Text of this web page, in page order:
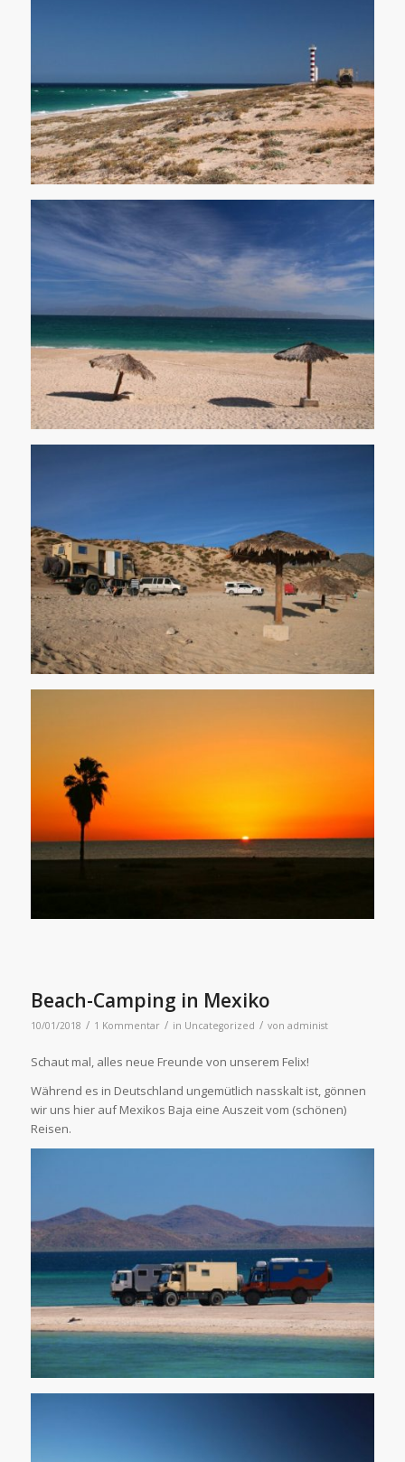
Beach-Camping in Mexiko
10/01/2018 / 1 Kommentar / in Uncategorized / von administ
Schaut mal, alles neue Freunde von unserem Felix!
Während es in Deutschland ungemütlich nasskalt ist, gönnen
wir uns hier auf Mexikos Baja eine Auszeit vom (schönen)
Reisen.